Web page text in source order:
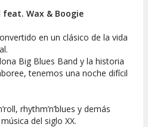
feat. Wax & Boogie
en un clásico de la vida
Big Blues Band y la historia
tenemos una noche difícil
rhythm’n’blues y demás
del siglo XX.